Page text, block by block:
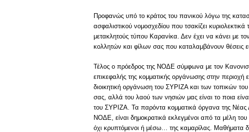
Προφανώς υπό το κράτος του πανικού λόγω της
ασφαλιστικού νομοσχεδίου που τσακίζει
μετακλητούς τύπου Καρανίκα. Δεν έχει να κάνει με
κολλητών και φίλων σας που καταλαμβάνουν θέσεις
Τέλος ο πρόεδρος της ΝΟΔΕ σύμφωνα με τον
επικεφαλής της κομματικής οργάνωσης στην περιοχή
διοικητική οργάνωση του ΣΥΡΙΖΑ και των τοπικών
σας, αλλά του λαού των νησιών μας είναι το ποια
του ΣΥΡΙΖΑ. Τα παρόντα κομματικά όργανα της
ΝΟΔΕ, είναι δημοκρατικά εκλεγμένοι από τα μέλη
όχι κρυπτόμενοι ή μέσω… της καμαρίλας. Μαθήματα